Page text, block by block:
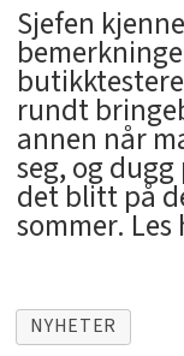
Sjefen
rundt
annen når
seg, og
det blitt på
sommer.
NYHETER